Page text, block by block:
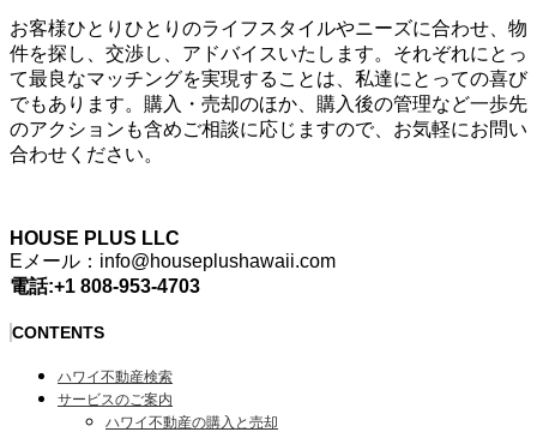
お客様ひとりひとりのライフスタイルやニーズに合わせ、物
件を探し、交渉し、アドバイスいたします。それぞれにとっ
て最良なマッチングを実現することは、私達にとっての喜び
でもあります。購入・売却のほか、購入後の管理など一歩先
のアクションも含めご相談に応じますので、お気軽にお問い
合わせください。
HOUSE PLUS LLC
Eメール：info@houseplushawaii.com
電話:+1 808-953-4703
CONTENTS
ハワイ不動産検索
サービスのご案内
ハワイ不動産の購入と売却